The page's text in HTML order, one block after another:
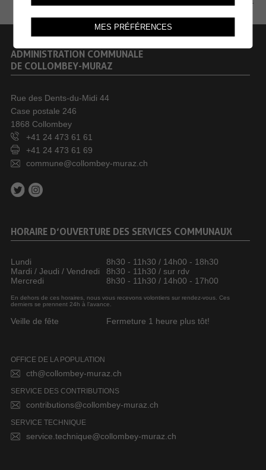
ADMINISTRATION COMMUNALE
DE COLLOMBEY-MURAZ
Rue des Dents-du-Midi 44
Case postale 246
1868 Collombey
+41 24 473 61 61
+41 24 473 61 69
commune@collombey-muraz.ch
HORAIRE D’OUVERTURE DES SERVICES COMMUNAUX
Lundi
8h30 - 11h30 / 14h00 - 18h30
Mardi / Jeudi / Vendredi
8h30 - 11h30 / sur rdv
Mercredi
8h30 - 11h30 / 14h00 - 17h00
En dehors de ces horaires, nous vous recevons volontiers sur rendez-vous. Ces
derniers se prennent 24h à l’avance.
Veille de fête Fermeture 1 heure plus tôt!
OFFICE DE LA POPULATION
cth@collombey-muraz.ch
SERVICE DES CONTRIBUTIONS
contributions@collombey-muraz.ch
SERVICE TECHNIQUE
service.technique@collombey-muraz.ch
MES PRÉFÉRENCES